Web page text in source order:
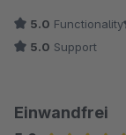
Der Entwickler
Vielen Dank, dass
5.0 Functionality
5.0 Support
Einwandfrei